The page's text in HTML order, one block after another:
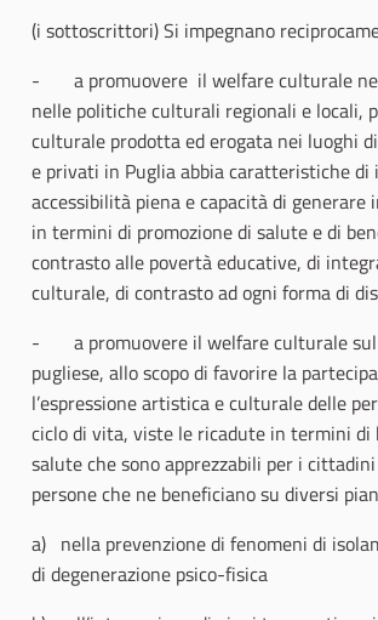
(i sottoscrittori) Si impegnano
- a promuovere il welfare culturale
nelle politiche culturali regionali e locali,
culturale prodotta ed erogata nei luoghi
e privati in Puglia abbia caratteristiche di
accessibilità piena e capacità di generare
in termini di promozione di salute e di
contrasto alle povertà educative, di
culturale, di contrasto ad ogni forma di
- a promuovere il welfare culturale
pugliese, allo scopo di favorire la
l’espressione artistica e culturale delle
ciclo di vita, viste le ricadute in termini di
salute che sono apprezzabili per i
persone che ne beneficiano su diversi
a) nella prevenzione di fenomeni di
di degenerazione psico-fisica